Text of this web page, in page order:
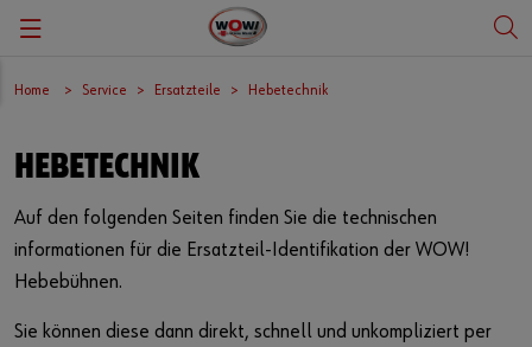
Zurück
Klimaservice
Zurück
Automatisierung
Zurück
Investitionssofortprogramm
Zurück
Support | Hotline
Zurück
Compliance
Zurück
Zurück
Home Service Ersatzteile Hebetechnik
HEBETECHNIK
Auf den folgenden Seiten finden Sie die technischen
informationen für die Ersatzteil-Identifikation der WOW!
Hebebühnen.
Sie können diese dann direkt, schnell und unkompliziert per